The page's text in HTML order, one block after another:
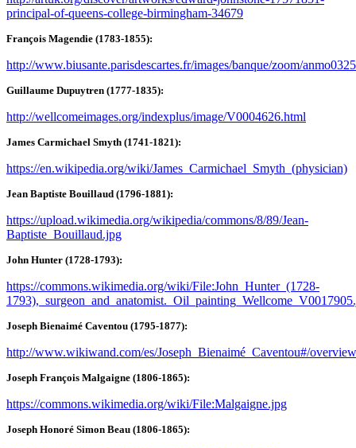
principal-of-queens-college-birmingham-34679
François Magendie (1783-1855):
http://www.biusante.parisdescartes.fr/images/banque/zoom/
Guillaume Dupuytren (1777-1835):
http://wellcomeimages.org/indexplus/image/V0004626.html
James Carmichael Smyth (1741-1821):
https://en.wikipedia.org/wiki/James_Carmichael_Smyth_(physician)
Jean Baptiste Bouillaud (1796-1881):
https://upload.wikimedia.org/wikipedia/commons/8/89/Jean-
Baptiste_Bouillaud.jpg
John Hunter (1728-1793):
https://commons.wikimedia.org/wiki/File:John_Hunter_(1728-
Joseph Bienaimé Caventou (1795-1877):
http://www.wikiwand.com/es/Joseph_Bienaimé_Caventou#/overview
Joseph François Malgaigne (1806-1865):
https://commons.wikimedia.org/wiki/File:Malgaigne.jpg
Joseph Honoré Simon Beau (1806-1865):